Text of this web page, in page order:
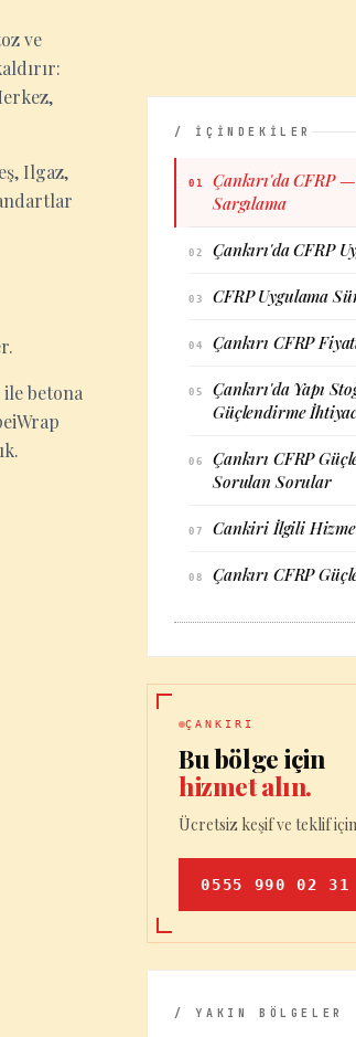
ve
Ilgaz,
betona
/ İÇİNDEKİLER
01
Çankırı'da CFRP
Sargılama
02 Çankırı'da CFRP
03 CFRP Uygulama
04 Çankırı CFRP
05
Çankırı'da Yapı
Güçlendirme
06
Çankırı CFRP
Sorulan Sorular
07 Cankiri İlgili
08 Çankırı CFRP
ÇANKIRI
Bu bölge için
hizmet alın.
Ücretsiz keşif ve teklif
0555 990 02 31
/ YAKIN BÖLGELER